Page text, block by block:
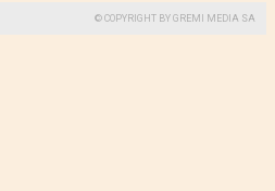
© COPYRIGHT BY GREMI MEDIA SA